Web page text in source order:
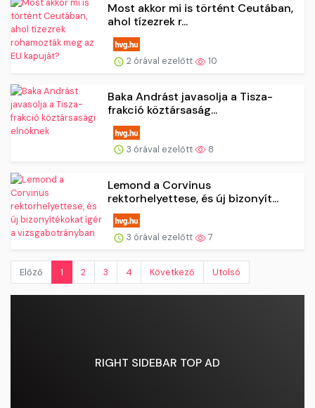
Most akkor mi is történt Ceutában,
ahol tízezrek r...
2 órával ezelőtt 10
Baka Andrást javasolja a Tisza-
frakció köztársaság...
3 órával ezelőtt 8
Lemond a Corvinus
rektorhelyettese, és új bizonyít...
3 órával ezelőtt 7
Előző 1 2 3 4 Következő Utolsó
RIGHT SIDEBAR TOP AD